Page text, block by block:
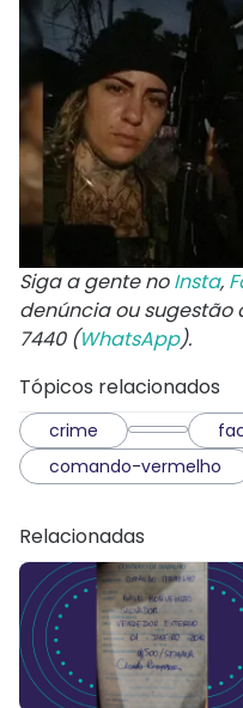
Siga a gente noInsta,
denúncia ou sugestão
7440 (WhatsApp).
Tópicos relacionados
crime
comando-vermelho
Relacionadas